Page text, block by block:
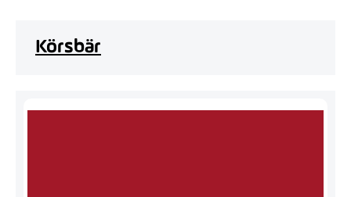
Körsbär